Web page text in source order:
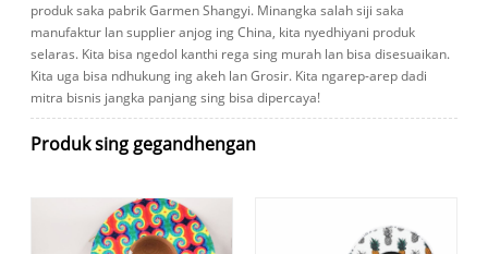
produk saka pabrik Garmen Shangyi. Minangka salah siji saka
manufaktur lan supplier anjog ing China, kita nyedhiyani produk
selaras. Kita bisa ngedol kanthi rega sing murah lan bisa disesuaikan.
Kita uga bisa ndhukung ing akeh lan Grosir. Kita ngarep-arep dadi
mitra bisnis jangka panjang sing bisa dipercaya!
Produk sing gegandhengan